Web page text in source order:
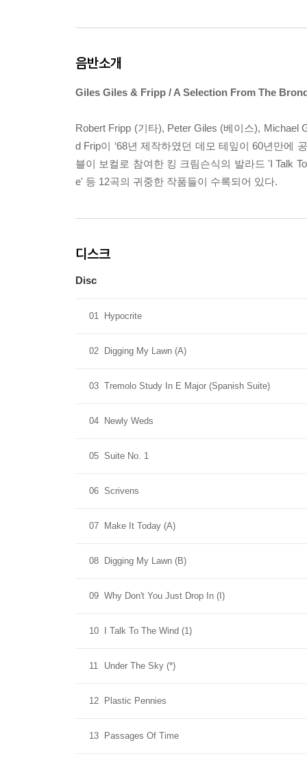
음반소개
Giles Giles & Fripp / A Selection From The
Robert Fripp (기타), Peter Giles (베이스),
d Frip이 ‘68년 제작하였던 데모 테잎이 60년만에
블이 보컬로 참여한 킹 크림슨식의 발라드 'I Talk
e' 등 12곡의 귀중한 작품들이 수록되어 있다.
디스크
Disc
01 Hypocrite
02 Digging My Lawn (A)
03 Tremolo Study In E Major (Spanish Suite)
04 Newly Weds
05 Suite No. 1
06 Scrivens
07 Make It Today (A)
08 Digging My Lawn (B)
09 Why Don't You Just Drop In (I)
10 I Talk To The Wind (1)
11 Under The Sky (*)
12 Plastic Pennies
13 Passages Of Time